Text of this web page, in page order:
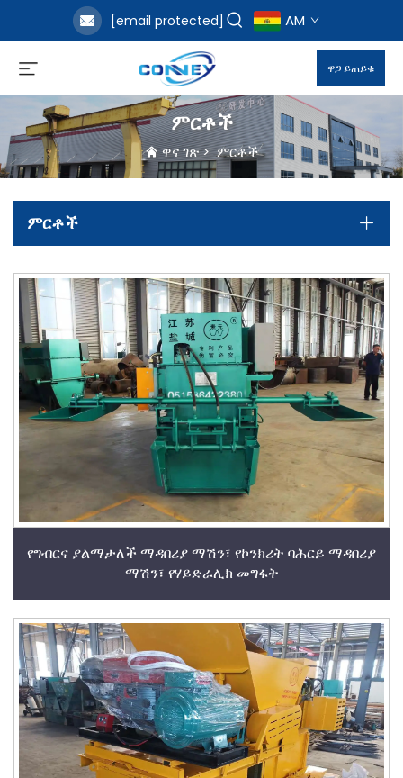
[email protected] AM
ዋጋ ይጠይቁ
ምርቶች
ዋና ገጽ>ምርቶች
ምርቶች
የግብርና ያልማታለች ማዳበሪያ ማሽን፣ የኮንክሪት ባሕርይ ማዳበሪያ
ማሽን፣ የሃይድራሊክ መግፋት